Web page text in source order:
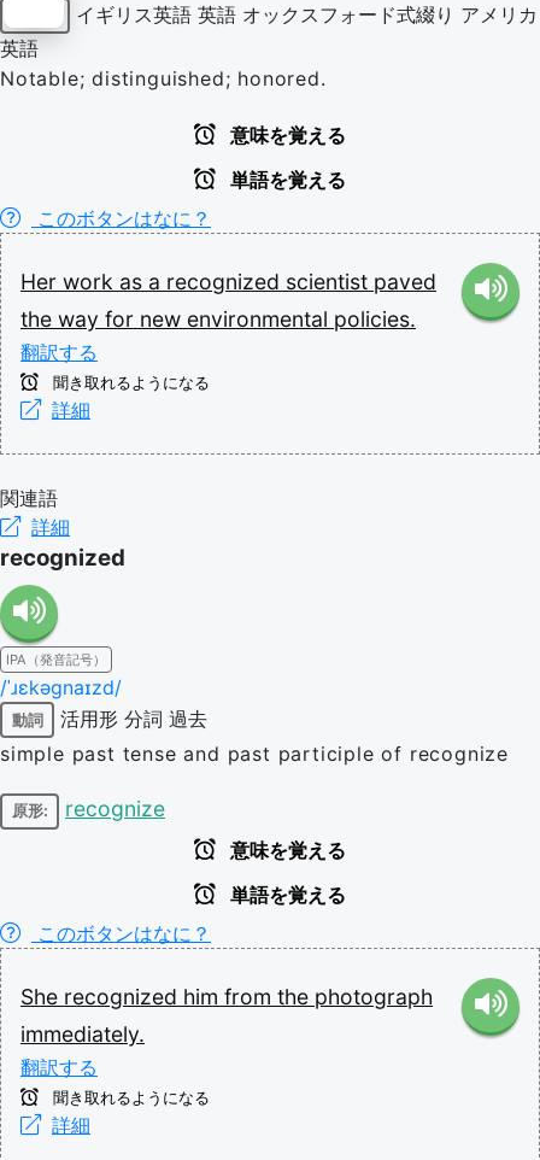
イギリス英語 英語 オックスフォード式綴り アメリカ
英語
Notable; distinguished; honored.
意味を覚える
単語を覚える
このボタンはなに？
Her work as a recognized scientist paved
the way for new environmental policies.
翻訳する
聞き取れるようになる
詳細
関連語
詳細
recognized
IPA（発音記号）
/ˈɹɛkəɡnaɪzd/
動詞 活用形 分詞 過去
simple past tense and past participle of recognize
原形: recognize
意味を覚える
単語を覚える
このボタンはなに？
She recognized him from the photograph
immediately.
翻訳する
聞き取れるようになる
詳細